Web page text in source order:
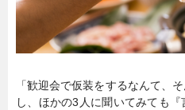
「歓迎会で仮装をするなんて、
し、ほかの3人に聞いてみても